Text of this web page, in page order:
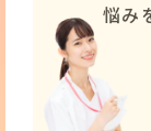
悩み